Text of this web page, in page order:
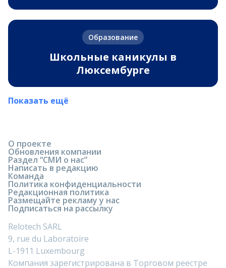
Образование
Школьные каникулы в
Люксембурге
Показать ещё
О проекте
Обновления компании
Раздел “СМИ о нас”
Написать в редакцию
Команда
Политика конфиденциальности
Редакционная политика
Размещайте рекламу у нас
Подписаться на рассылку
Relotech SARL
9, rue du Laboratoire
L-1911 Luxembourg
Компания зарегистрирована в Торговом реестре